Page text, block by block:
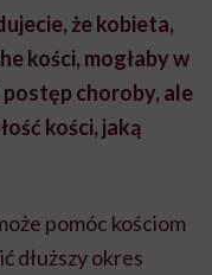
że kobieta,
kości, mogłaby w
choroby, ale
kości, jaką
pomóc kościom
dłuższy okres